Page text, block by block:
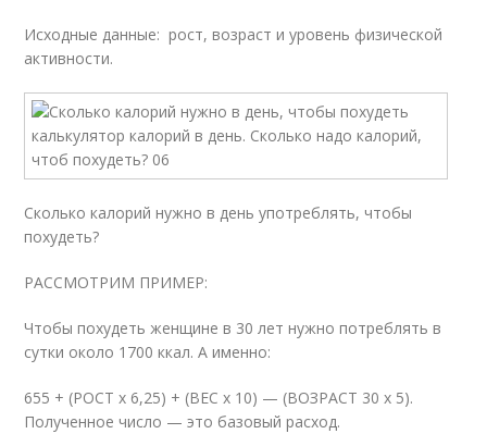
Исходные данные: рост, возраст и уровень физической
активности.
Сколько калорий нужно в день употреблять, чтобы
похудеть?
РАССМОТРИМ ПРИМЕР:
Чтобы похудеть женщине в 30 лет нужно потреблять в
сутки около 1700 ккал. А именно:
655 + (РОСТ х 6,25) + (ВЕС х 10) — (ВОЗРАСТ 30 х 5).
Полученное число — это базовый расход.